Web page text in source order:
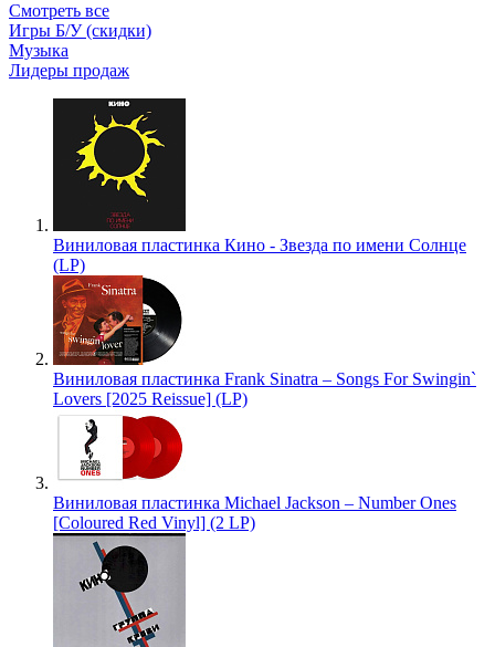
Смотреть все
Игры Б/У (скидки)
Музыка
Лидеры продаж
Виниловая пластинка Кино - Звезда по имени Солнце
(LP)
Виниловая пластинка Frank Sinatra – Songs For Swingin`
Lovers [2025 Reissue] (LP)
Виниловая пластинка Michael Jackson – Number Ones
[Coloured Red Vinyl] (2 LP)